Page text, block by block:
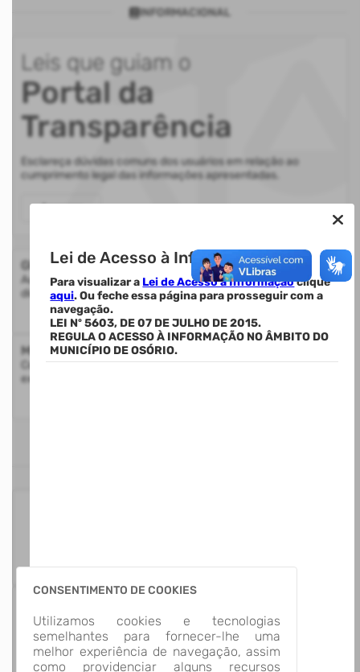
Lei de Acesso à Informação.
Para visualizar a Lei de Acesso à Informaçãoclique
aqui. Ou feche essa página para prosseguir com a
navegação.
LEI Nº 5603, DE 07 DE JULHO DE 2015.
REGULA O ACESSO À INFORMAÇÃO NO ÂMBITO DO
MUNICÍPIO DE OSÓRIO.
CONSENTIMENTO DE COOKIES
Utilizamos cookies e tecnologias
semelhantes para fornecer-lhe uma
melhor experiência de navegação, assim
como providenciar alguns recursos
INFORMACIONAL
Leis que guiam o
Portal da
Transparência
Esclareça dúvidas comuns dos usuários em relação ao
cumprimento legal das informações apresentadas.
Acessar
Glossário
Auxilia na compreensão de termos utilizados nas informações
disponibilizadas.
Mapa do Site
Consulte a estrutura do Portal da Transparência com a
exibição de todos os itens disponíveis
13 Grupos de
Informação